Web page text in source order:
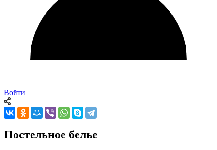
Войти
Постельное белье